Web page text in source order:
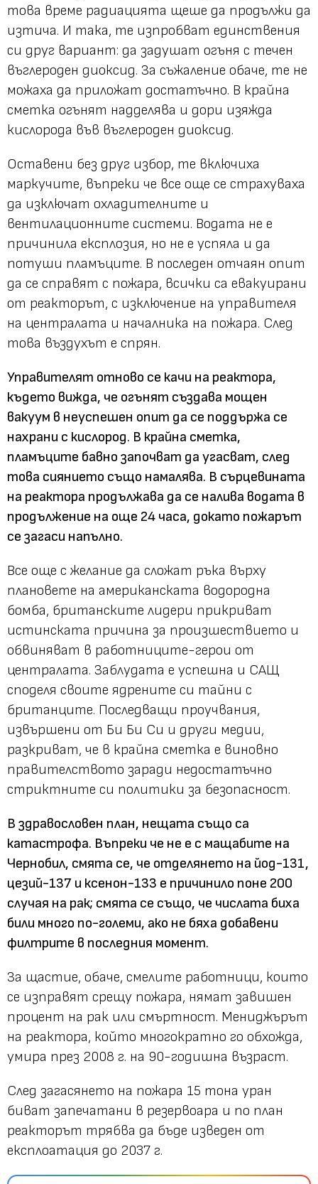
това време радиацията щеше да продължи да
изтича. И така, те изпробват единствения
си друг вариант: да задушат огъня с течен
въглероден диоксид. За съжаление обаче, те не
можаха да приложат достатъчно. В крайна
сметка огънят надделява и дори изяжда
кислорода във въглероден диоксид.
Оставени без друг избор, те включиха
маркучите, въпреки че все още се страхуваха
да изключат охладителните и
вентилационните системи. Водата не е
причинила експлозия, но не е успяла и да
потуши пламъците. В последен отчаян опит
да се справят с пожара, всички са евакуирани
от реакторът, с изключение на управителя
на централата и началника на пожара. След
това въздухът е спрян.
Управителят отново се качи на реактора,
където вижда, че огънят създава мощен
вакуум в неуспешен опит да се поддържа се
нахрани с кислород. В крайна сметка,
пламъците бавно започват да угасват, след
това сиянието също намалява. В сърцевината
на реактора продължава да се налива водата в
продължение на още 24 часа, докато пожарът
се загаси напълно.
Все още с желание да сложат ръка върху
плановете на американската водородна
бомба, британските лидери прикриват
истинската причина за произшествието и
обвиняват в работниците-герои от
централата. Заблудата е успешна и САЩ
споделя своите ядрените си тайни с
британците. Последващи проучвания,
извършени от Би Би Си и други медии,
разкриват, че в крайна сметка е виновно
правителството заради недостатъчно
стриктните си политики за безопасност.
В здравословен план, нещата също са
катастрофа. Въпреки че не е с мащабите на
Чернобил, смята се, че отделянето на йод-131,
цезий-137 и ксенон-133 е причинило поне 200
случая на рак; смята се също, че числата биха
били много по-големи, ако не бяха добавени
филтрите в последния момент.
За щастие, обаче, смелите работници, които
се изправят срещу пожара, нямат завишен
процент на рак или смъртност. Мениджърът
на реактора, който многократно го обхожда,
умира през 2008 г. на 90-годишна възраст.
След загасянето на пожара 15 тона уран
биват запечатани в резервоара и по план
реакторът трябва да бъде изведен от
експлоатация до 2037 г.